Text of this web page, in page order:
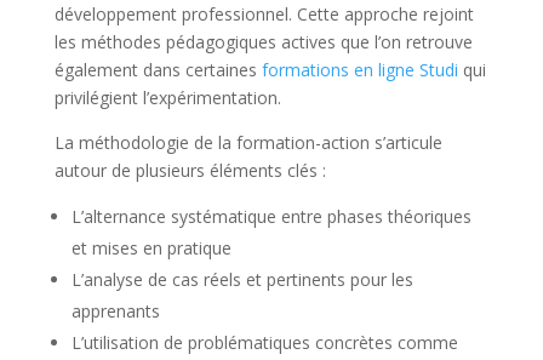
développement professionnel. Cette approche rejoint
les méthodes pédagogiques actives que l’on retrouve
également dans certaines formations en ligne Studi qui
privilégient l’expérimentation.
La méthodologie de la formation-action s’articule
autour de plusieurs éléments clés :
L’alternance systématique entre phases théoriques
et mises en pratique
L’analyse de cas réels et pertinents pour les
apprenants
L’utilisation de problématiques concrètes comme